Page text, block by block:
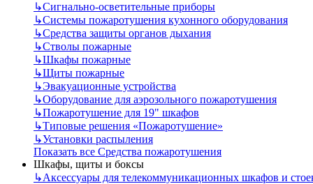
↳Сигнально-осветительные приборы
↳Системы пожаротушения кухонного оборудования
↳Средства защиты органов дыхания
↳Стволы пожарные
↳Шкафы пожарные
↳Щиты пожарные
↳Эвакуационные устройства
↳Оборудование для аэрозольного пожаротушения
↳Пожаротушение для 19" шкафов
↳Типовые решения «Пожаротушение»
↳Установки распыления
Показать все Средства пожаротушения
Шкафы, щиты и боксы
↳Аксессуары для телекоммуникационных шкафов и